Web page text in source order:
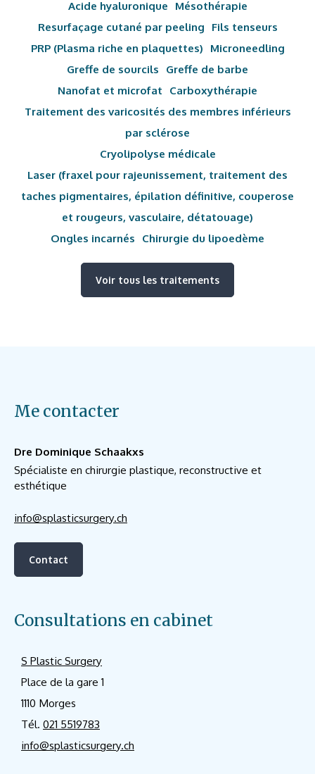
Acide hyaluronique Mésothérapie
Resurfaçage cutané par peeling Fils tenseurs
PRP (Plasma riche en plaquettes) Microneedling
Greffe de sourcils Greffe de barbe
Nanofat et microfat Carboxythérapie
Traitement des varicosités des membres inférieurs
par sclérose
Cryolipolyse médicale
Laser (fraxel pour rajeunissement, traitement des
taches pigmentaires, épilation définitive, couperose
et rougeurs, vasculaire, détatouage)
Ongles incarnés Chirurgie du lipoedème
Voir tous les traitements
Me contacter
Dre Dominique Schaakxs
Spécialiste en chirurgie plastique, reconstructive et
esthétique
info@splasticsurgery.ch
Contact
Consultations en cabinet
S Plastic Surgery
Place de la gare 1
1110 Morges
Tél. 021 5519783
info@splasticsurgery.ch